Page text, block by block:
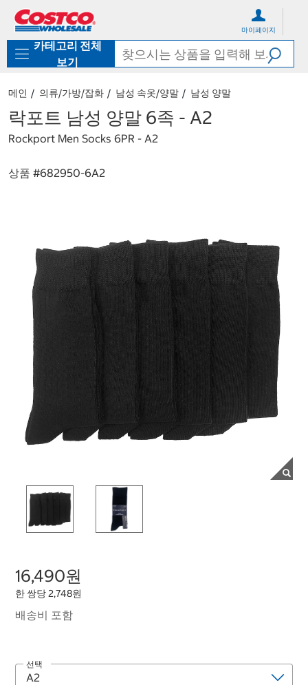
로
기
가
마이페이지
카테고리 전체
보기
메인 의류/가방/잡화 남성 속옷/양말 남성 양말
락포트 남성 양말 6족 - A2
Rockport Men Socks 6PR - A2
상품 #682950-6A2
16,490원
한 쌍당 2,748원
배송비 포함
선택